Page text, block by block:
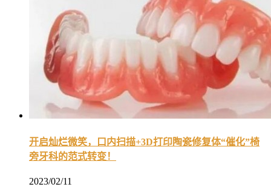
开启灿烂微笑，口内扫描+3D打印陶瓷修复体“催化”椅
旁牙科的范式转变！
2023/02/11